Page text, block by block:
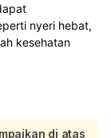
nyeri hebat,
kesehatan
di atas